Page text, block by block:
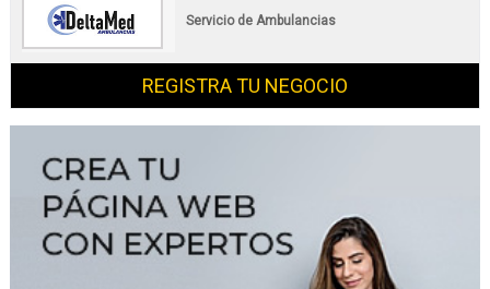
Servicio de Ambulancias
REGISTRA TU NEGOCIO